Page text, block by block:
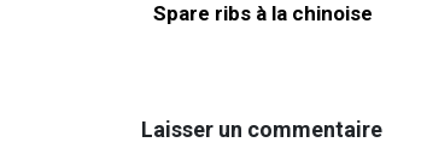
Spare ribs à la chinoise
Laisser un commentaire